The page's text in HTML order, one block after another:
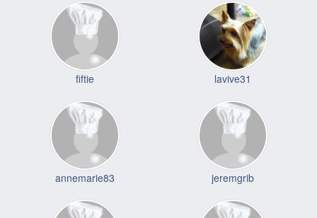
fiftie lavive31
annemarie83 jeremgrib